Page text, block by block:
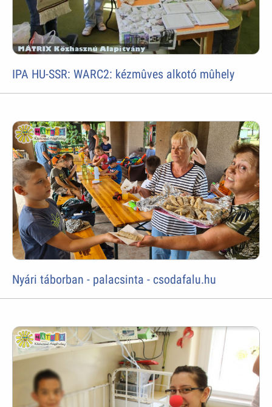
IPA HU-SSR: WARC2: kézmûves alkotó mûhely
Nyári táborban - palacsinta - csodafalu.hu